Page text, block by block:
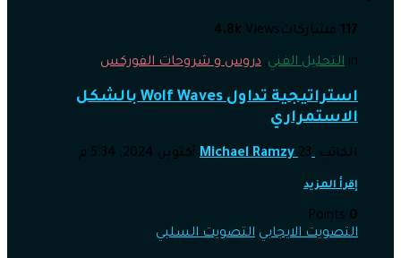
117 مشاركات 4.8k Views
in التحليل الفني دروس و شروحات الفوركس
استراتيجية تداول Wolf Waves بالشكل
الاستمراري
الكاتب Michael Ramzy 23 أكتوبر، 2024, 5:34 م
إقرأ المزيد
0
التصويت الايجابي التصويت السلبي